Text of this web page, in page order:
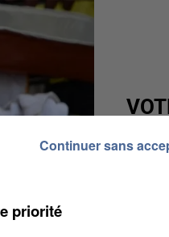
priorité
Continuer sans